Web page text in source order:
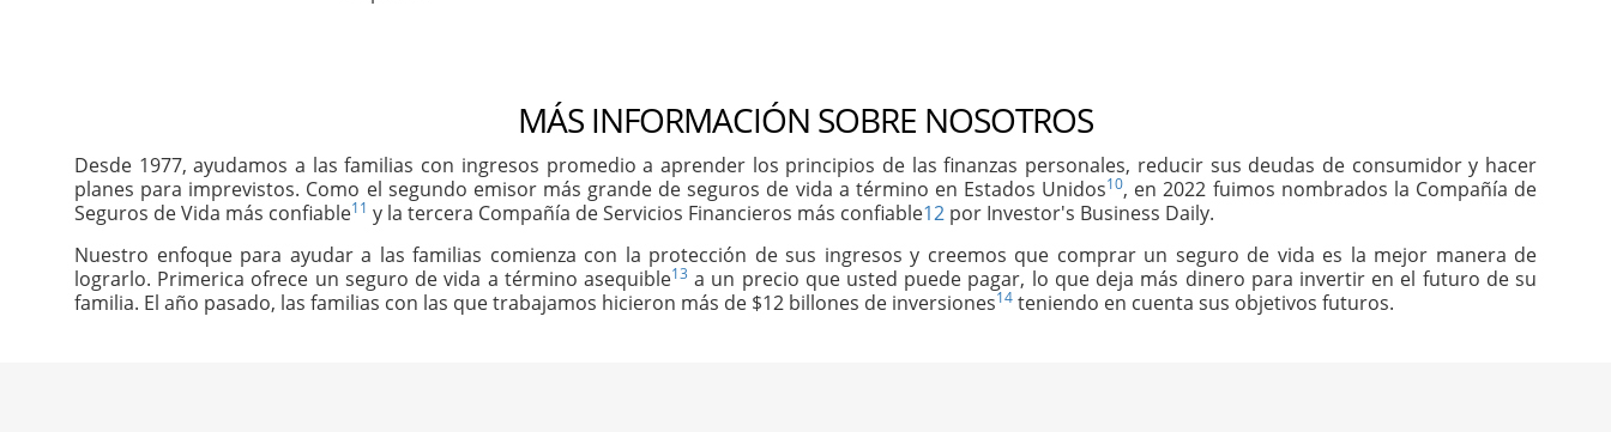
MÁS INFORMACIÓN SOBRE NOSOTROS
Desde 1977, ayudamos a las familias con ingresos promedio a aprender los principios de las finanzas personales, reducir sus deudas de consumidor y hacer
planes para imprevistos. Como el segundo emisor más grande de seguros de vida a término en Estados Unidos10, en 2022 fuimos nombrados la Compañía de
Seguros de Vida más confiable11 y la tercera Compañía de Servicios Financieros más confiable12 por Investor's Business Daily.
Nuestro enfoque para ayudar a las familias comienza con la protección de sus ingresos y creemos que comprar un seguro de vida es la mejor manera de
lograrlo. Primerica ofrece un seguro de vida a término asequible13 a un precio que usted puede pagar, lo que deja más dinero para invertir en el futuro de su
familia. El año pasado, las familias con las que trabajamos hicieron más de $12 billones de inversiones14 teniendo en cuenta sus objetivos futuros.